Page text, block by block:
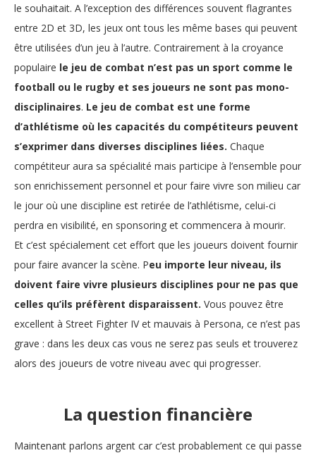
le souhaitait. A l’exception des différences souvent flagrantes
entre 2D et 3D, les jeux ont tous les même bases qui peuvent
être utilisées d’un jeu à l’autre. Contrairement à la croyance
populaire le jeu de combat n’est pas un sport comme le
football ou le rugby et ses joueurs ne sont pas mono-
disciplinaires. Le jeu de combat est une forme
d’athlétisme où les capacités du compétiteurs peuvent
s’exprimer dans diverses disciplines liées. Chaque
compétiteur aura sa spécialité mais participe à l’ensemble pour
son enrichissement personnel et pour faire vivre son milieu car
le jour où une discipline est retirée de l’athlétisme, celui-ci
perdra en visibilité, en sponsoring et commencera à mourir.
Et c’est spécialement cet effort que les joueurs doivent fournir
pour faire avancer la scène. Peu importe leur niveau, ils
doivent faire vivre plusieurs disciplines pour ne pas que
celles qu’ils préfèrent disparaissent. Vous pouvez être
excellent à Street Fighter IV et mauvais à Persona, ce n’est pas
grave : dans les deux cas vous ne serez pas seuls et trouverez
alors des joueurs de votre niveau avec qui progresser.
La question financière
Maintenant parlons argent car c’est probablement ce qui passe